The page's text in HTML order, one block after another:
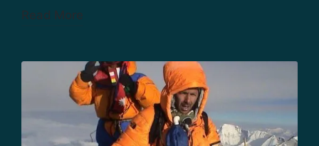
Read More